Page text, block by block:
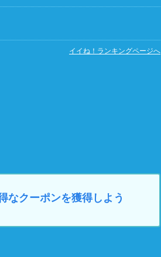
イイね！ランキングページへ
なクーポンを獲得しよう